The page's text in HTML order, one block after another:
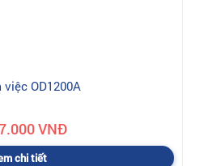
việc OD1200A
VNĐ
chi tiết